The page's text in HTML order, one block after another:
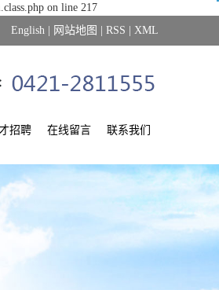
on line 217
English
网站地图 RSS XML
招聘 在线留言 联系我们